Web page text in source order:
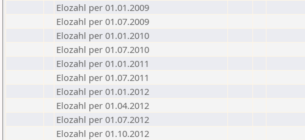
Elozahl per 01.01.2009
Elozahl per 01.07.2009
Elozahl per 01.01.2010
Elozahl per 01.07.2010
Elozahl per 01.01.2011
Elozahl per 01.07.2011
Elozahl per 01.01.2012
Elozahl per 01.04.2012
Elozahl per 01.07.2012
Elozahl per 01.10.2012